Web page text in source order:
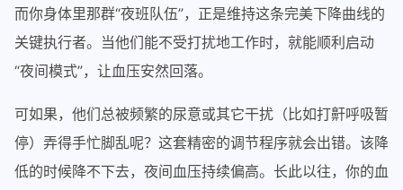
而你身体里那群“夜班队伍”，正是维持这条完美下降曲线的
关键执行者。当他们能不受打扰地工作时，就能顺利启动
“夜间模式”，让血压安然回落。
可如果，他们总被频繁的尿意或其它干扰（比如打鼾呼吸暂
停）弄得手忙脚乱呢？这套精密的调节程序就会出错。该降
低的时候降不下去，夜间血压持续偏高。长此以往，你的血